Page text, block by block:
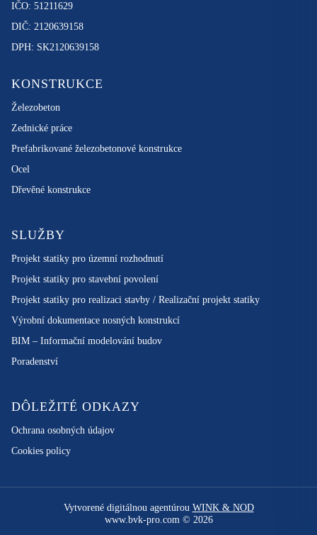
IČO: 51211629
DIČ: 2120639158
DPH: SK2120639158
KONSTRUKCE
Železobeton
Zednické práce
Prefabrikované železobetonové konstrukce
Ocel
Dřevěné konstrukce
SLUŽBY
Projekt statiky pro územní rozhodnutí
Projekt statiky pro stavební povolení
Projekt statiky pro realizaci stavby / Realizační projekt statiky
Výrobní dokumentace nosných konstrukcí
BIM – Informační modelování budov
Poradenství
DÔLEŽITÉ ODKAZY
Ochrana osobných údajov
Cookies policy
Vytvorené digitálnou agentúrou WINK & NOD
www.bvk-pro.com © 2026